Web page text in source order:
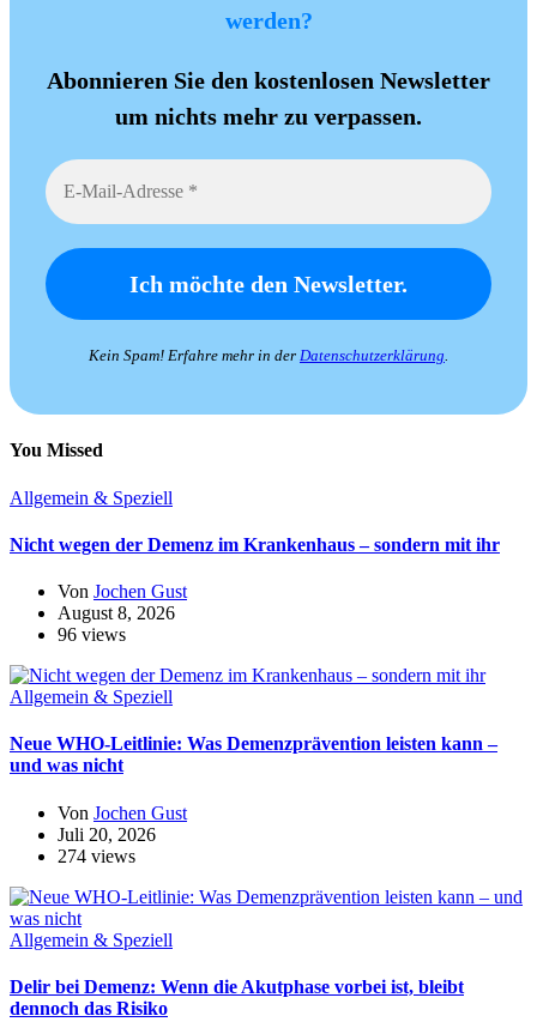
werden?
Abonnieren Sie den kostenlosen Newsletter
um nichts mehr zu verpassen.
Kein Spam! Erfahre mehr in der Datenschutzerklärung.
You Missed
Allgemein & Speziell
Nicht wegen der Demenz im Krankenhaus – sondern mit ihr
Von Jochen Gust
August 8, 2026
96 views
Allgemein & Speziell
Neue WHO-Leitlinie: Was Demenzprävention leisten kann –
und was nicht
Von Jochen Gust
Juli 20, 2026
274 views
Allgemein & Speziell
Delir bei Demenz: Wenn die Akutphase vorbei ist, bleibt
dennoch das Risiko